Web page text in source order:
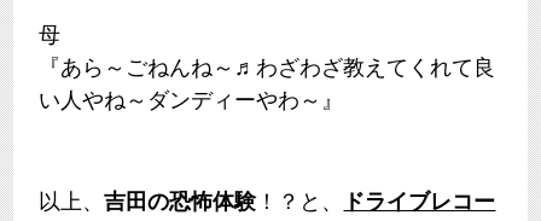
母
『あら～ごねんね～♬わざわざ教えてくれて良
い人やね～ダンディーやわ～』
以上、吉田の恐怖体験 ！？と、
ドライブレコー